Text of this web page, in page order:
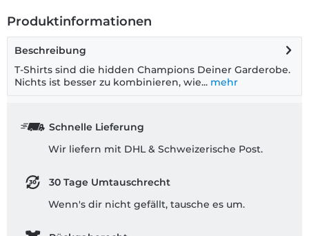
Produktinformationen
Beschreibung
T-Shirts sind die hidden Champions Deiner Garderobe.
Nichts ist besser zu kombinieren, wie... mehr
Schnelle Lieferung
Wir liefern mit DHL & Schweizerische Post.
30 Tage Umtauschrecht
Wenn's dir nicht gefällt, tausche es um.